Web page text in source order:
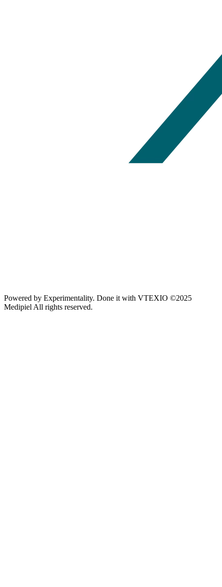
Powered by Experimentality. Done it with VTEXIO ©2025
Medipiel All rights reserved.